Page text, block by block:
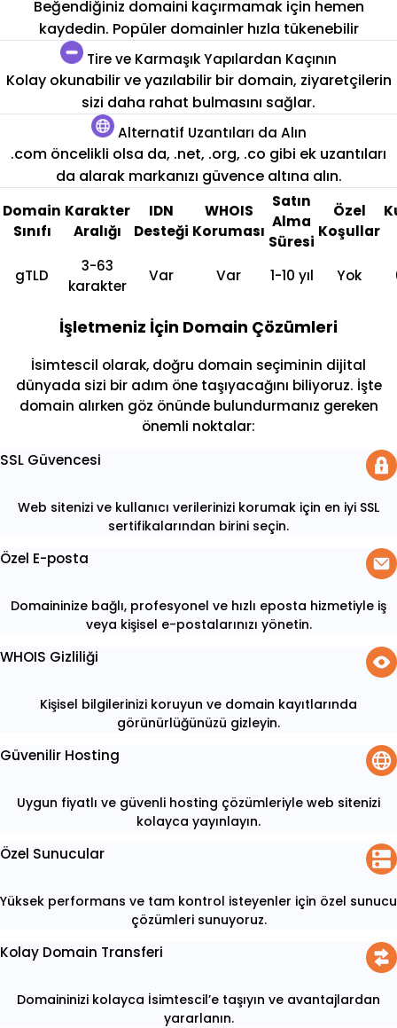
Beğendiğiniz domaini kaçırmamak için hemen
kaydedin. Popüler domainler hızla tükenebilir
Tire ve Karmaşık Yapılardan Kaçının
Kolay okunabilir ve yazılabilir bir domain, ziyaretçilerin
sizi daha rahat bulmasını sağlar.
Alternatif Uzantıları da Alın
.com öncelikli olsa da, .net, .org, .co gibi ek uzantıları
da alarak markanızı güvence altına alın.
Domain
Sınıfı
Karakter
Aralığı
IDN
Desteği
WHOIS
Koruması
Satın
Alma
Süresi
Özel
Koşullar
gTLD
3-63
karakter
Var Var 1-10 yıl Yok
İşletmeniz İçin Domain Çözümleri
İsimtescil olarak, doğru domain seçiminin dijital
dünyada sizi bir adım öne taşıyacağını biliyoruz. İşte
domain alırken göz önünde bulundurmanız gereken
önemli noktalar:
SSL Güvencesi
Web sitenizi ve kullanıcı verilerinizi korumak için en iyi SSL
sertifikalarından birini seçin.
Özel E-posta
Domaininize bağlı, profesyonel ve hızlı eposta hizmetiyle iş
veya kişisel e-postalarınızı yönetin.
WHOIS Gizliliği
Kişisel bilgilerinizi koruyun ve domain kayıtlarında
görünürlüğünüzü gizleyin.
Güvenilir Hosting
Uygun fiyatlı ve güvenli hosting çözümleriyle web sitenizi
kolayca yayınlayın.
Özel Sunucular
Yüksek performans ve tam kontrol isteyenler için özel sunucu
çözümleri sunuyoruz.
Kolay Domain Transferi
Domaininizi kolayca İsimtescil’e taşıyın ve avantajlardan
yararlanın.